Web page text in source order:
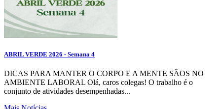
ABRIL VERDE 2026 - Semana 4
DICAS PARA MANTER O CORPO E A MENTE SÃOS NO
AMBIENTE LABORAL Olá, caros colegas! O trabalho é o
conjunto de atividades desempenhadas...